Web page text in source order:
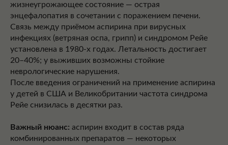
жизнеугрожающее состояние — острая
энцефалопатия в сочетании с поражением печени.
Связь между приёмом аспирина при вирусных
инфекциях (ветряная оспа, грипп) и синдромом Рейе
установлена в 1980-х годах. Летальность достигает
20–40%; у выживших возможны стойкие
неврологические нарушения.
После введения ограничений на применение аспирина
у детей в США и Великобритании частота синдрома
Рейе снизилась в десятки раз.
Важный нюанс: аспирин входит в состав ряда
комбинированных препаратов — некоторых